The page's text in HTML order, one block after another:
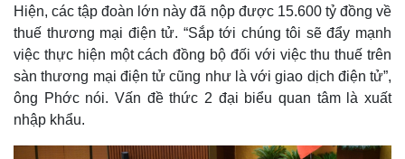
Hiện, các tập đoàn lớn này đã nộp được 15.600 tỷ đồng về
thuế thương mại điện tử. “Sắp tới chúng tôi sẽ đẩy mạnh
việc thực hiện một cách đồng bộ đối với việc thu thuế trên
sàn thương mại điện tử cũng như là với giao dịch điện tử”,
ông Phớc nói. Vấn đề thức 2 đại biểu quan tâm là xuất
nhập khẩu.